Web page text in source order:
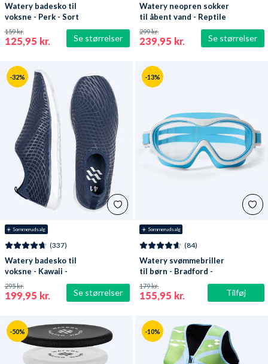
Se størrelser
Watery badesko til
voksne - Perk - Sort
125,95 kr.
159 kr.
Se størrelser
Watery neopren sokker
til åbent vand - Reptile
(3 mm) - Sort
239,95 kr.
299 kr.
-32%
☀️ Sommerudsalg
Se størrelser
(337)
Watery badesko til
voksne - Kawaii -
Mørkeblå
199,95 kr.
295 kr.
-13%
☀️ Sommerudsalg
Tilføj
(84)
Watery svømmebriller
til børn - Bradford -
Blå/hvid
155,95 kr.
179 kr.
-50% -10%